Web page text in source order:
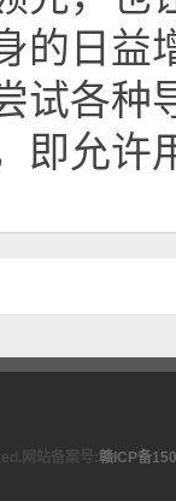
的日益
试各种
即允许
网站备案号: 赣ICP备